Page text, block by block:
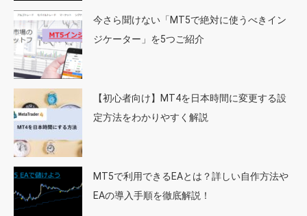
今さら聞けない「MT5で絶対に使うべきイン
ジケーター」を5つご紹介
【初心者向け】MT4を日本時間に変更する設
定方法をわかりやすく解説
MT5で利用できるEAとは？詳しい自作方法や
EAの導入手順を徹底解説！